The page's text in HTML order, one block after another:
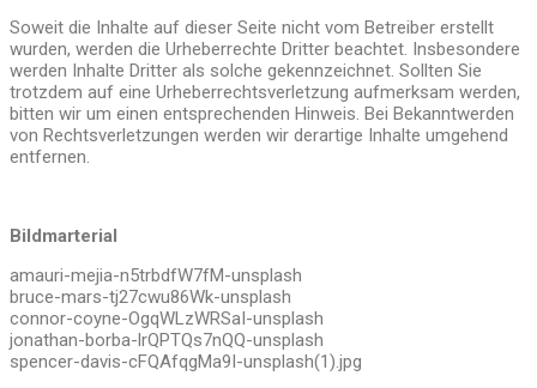
Soweit die Inhalte auf dieser Seite nicht vom Betreiber erstellt
wurden, werden die Urheberrechte Dritter beachtet. Insbesondere
werden Inhalte Dritter als solche gekennzeichnet. Sollten Sie
trotzdem auf eine Urheberrechtsverletzung aufmerksam werden,
bitten wir um einen entsprechenden Hinweis. Bei Bekanntwerden
von Rechtsverletzungen werden wir derartige Inhalte umgehend
entfernen.
Bildmarterial
amauri-mejia-n5trbdfW7fM-unsplash
bruce-mars-tj27cwu86Wk-unsplash
connor-coyne-OgqWLzWRSaI-unsplash
jonathan-borba-lrQPTQs7nQQ-unsplash
spencer-davis-cFQAfqgMa9I-unsplash(1).jpg